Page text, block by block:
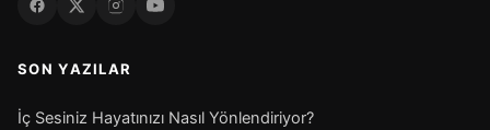
SON YAZILAR
İç Sesiniz Hayatınızı Nasıl Yönlendiriyor?